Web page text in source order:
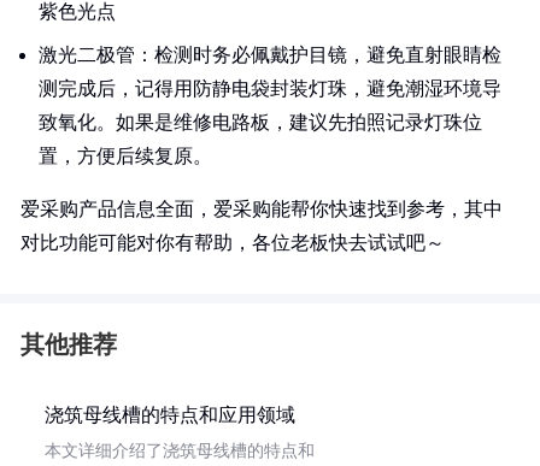
紫色光点
激光二极管：检测时务必佩戴护目镜，避免直射眼睛检
测完成后，记得用防静电袋封装灯珠，避免潮湿环境导
致氧化。如果是维修电路板，建议先拍照记录灯珠位
置，方便后续复原。
爱采购产品信息全面，爱采购能帮你快速找到参考，其中
对比功能可能对你有帮助，各位老板快去试试吧～
其他推荐
浇筑母线槽的特点和应用领域
本文详细介绍了浇筑母线槽的特点和